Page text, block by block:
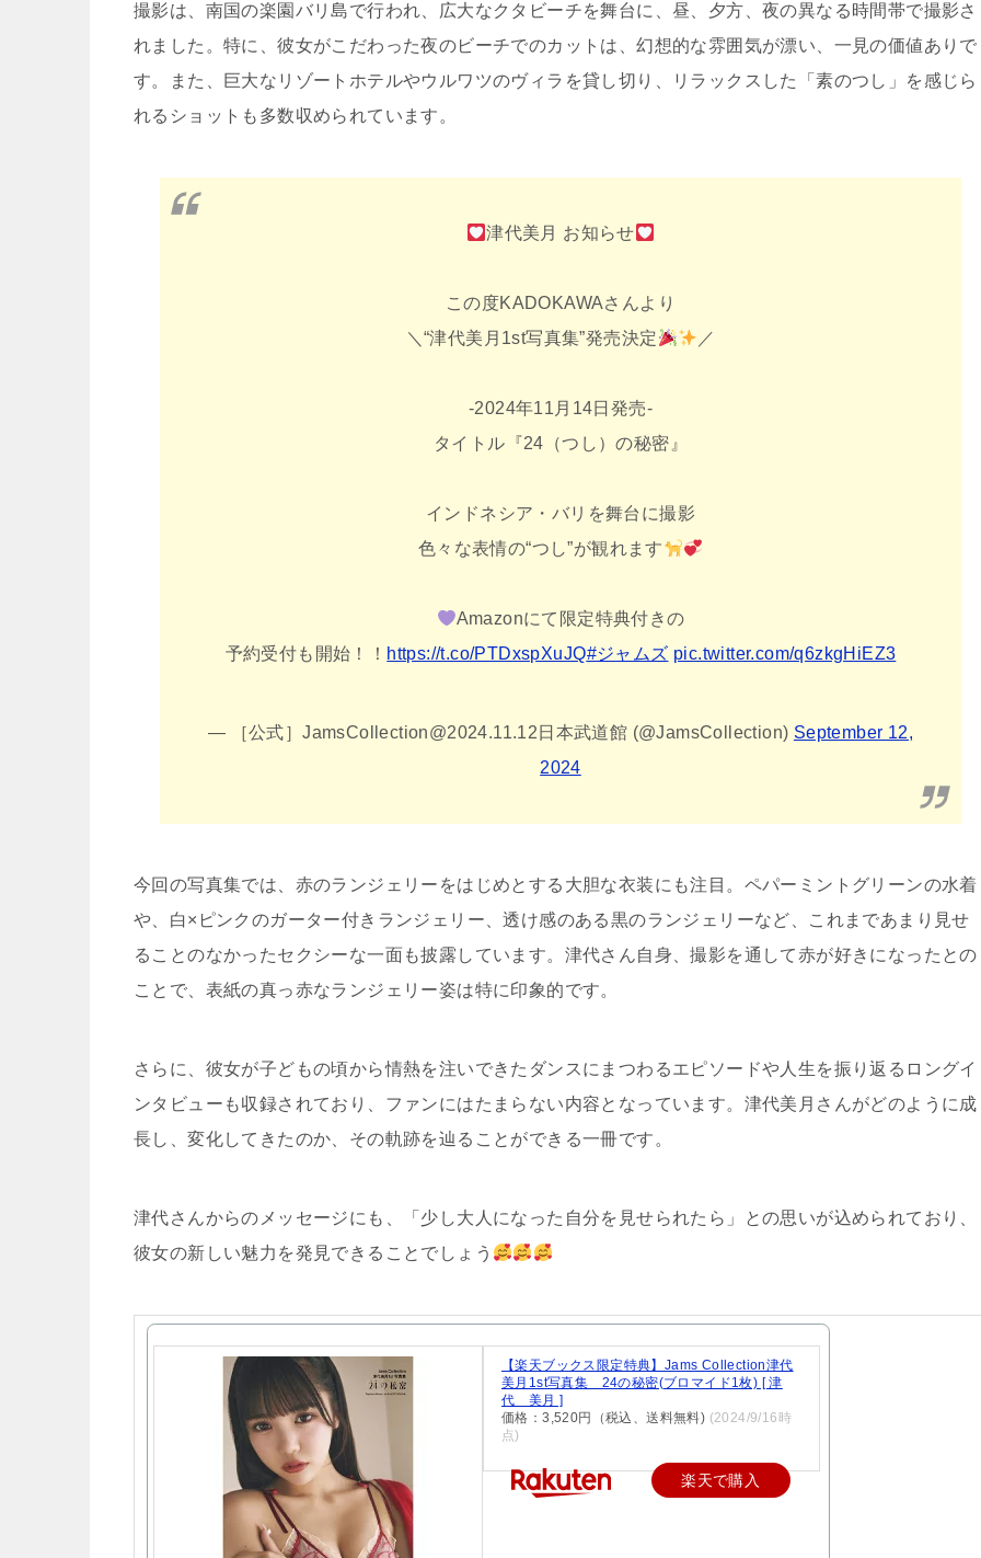
撮影は、南国の楽園バリ島で行われ、広大なクタビーチを舞台に、昼、夕方、夜の異なる時間帯で撮影さ
れました。特に、彼女がこだわった夜のビーチでのカットは、幻想的な雰囲気が漂い、一見の価値ありで
す。また、巨大なリゾートホテルやウルワツのヴィラを貸し切り、リラックスした「素のつし」を感じら
れるショットも多数収められています。
津代美月 お知らせ
この度KADOKAWAさんより
＼“津代美月1st写真集”発売決定
／
-2024年11月14日発売-
タイトル『24（つし）の秘密』
インドネシア・バリを舞台に撮影
色々な表情の“つし”が観れます
Amazonにて限定特典付きの
予約受付も開始！！ https://t.co/PTDxspXuJQ#ジャムズ pic.twitter.com/q6zkgHiEZ3
— ［公式］JamsCollection@2024.11.12日本武道館 (@JamsCollection) September 12,
2024
今回の写真集では、赤のランジェリーをはじめとする大胆な衣装にも注目。ペパーミントグリーンの水着
や、白×ピンクのガーター付きランジェリー、透け感のある黒のランジェリーなど、これまであまり見せ
ることのなかったセクシーな一面も披露しています。津代さん自身、撮影を通して赤が好きになったとの
ことで、表紙の真っ赤なランジェリー姿は特に印象的です。
さらに、彼女が子どもの頃から情熱を注いできたダンスにまつわるエピソードや人生を振り返るロングイ
ンタビューも収録されており、ファンにはたまらない内容となっています。津代美月さんがどのように成
長し、変化してきたのか、その軌跡を辿ることができる一冊です。
津代さんからのメッセージにも、「少し大人になった自分を見せられたら」との思いが込められており、
彼女の新しい魅力を発見できることでしょう
【楽天ブックス限定特典】Jams Collection津代
美月1st写真集 24の秘密(ブロマイド1枚) [ 津
代 美月 ]
価格：3,520円（税込、送料無料) (2024/9/16時
点)
楽天で購入